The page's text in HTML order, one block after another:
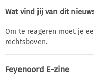
Wat vind jij van dit
Om te reageren moet je
rechtsboven.
Feyenoord E-zine